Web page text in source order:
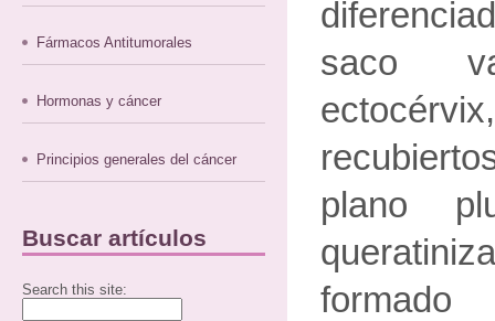
Fármacos Antitumorales
Hormonas y cáncer
Principios generales del cáncer
Buscar artículos
Search this site:
saco
plano